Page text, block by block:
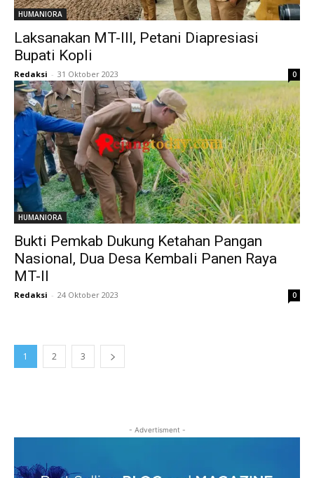
HUMANIORA
Laksanakan MT-III, Petani Diapresiasi
Bupati Kopli
Redaksi - 31 Oktober 2023 0
HUMANIORA
Bukti Pemkab Dukung Ketahan Pangan
Nasional, Dua Desa Kembali Panen Raya
MT-II
Redaksi - 24 Oktober 2023 0
1 2 3
- Advertisment -